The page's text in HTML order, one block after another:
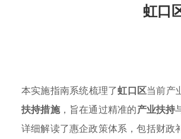
虹口
本实施指南系统梳理了虹口区当前产
扶持措施，旨在通过精准的产业扶持
详细解读了惠企政策体系，包括财